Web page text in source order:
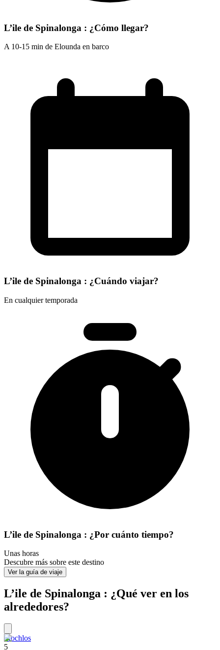
L’ile de Spinalonga : ¿Cómo llegar?
A 10-15 min de Elounda en barco
L’ile de Spinalonga : ¿Cuándo viajar?
En cualquier temporada
L’ile de Spinalonga : ¿Por cuánto tiempo?
Unas horas
Descubre más sobre este destino
Ver la guía de viaje
L’ile de Spinalonga : ¿Qué ver en los
alrededores?
Mochlos
5